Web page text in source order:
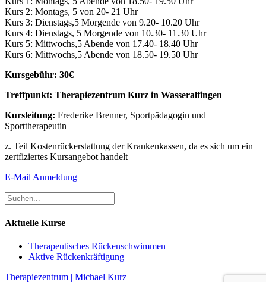
Kurs 2: Montags, 5 von 20- 21 Uhr
Kurs 3: Dienstags,5 Morgende von 9.20- 10.20 Uhr
Kurs 4: Dienstags, 5 Morgende von 10.30- 11.30 Uhr
Kurs 5: Mittwochs,5 Abende von 17.40- 18.40 Uhr
Kurs 6: Mittwochs,5 Abende von 18.50- 19.50 Uhr
Kursgebühr: 30€
Treffpunkt: Therapiezentrum Kurz in Wasseralfingen
Kursleitung: Frederike Brenner, Sportpädagogin und
Sporttherapeutin
z. Teil Kostenrückerstattung der Krankenkassen, da es sich um ein
zertfiziertes Kursangebot handelt
E-Mail Anmeldung
Aktuelle Kurse
Therapeutisches Rückenschwimmen
Aktive Rückenkräftigung
Therapiezentrum | Michael Kurz